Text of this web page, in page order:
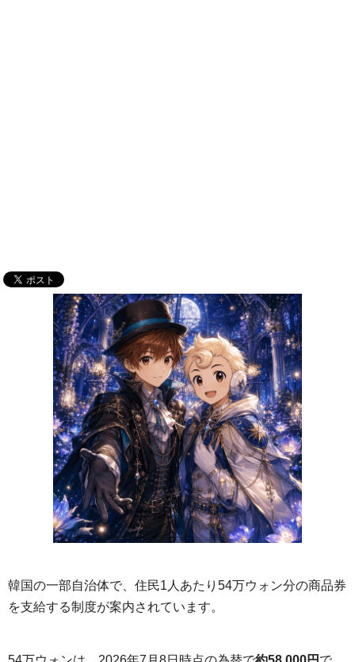
韓国の一部自治体で、住民1人あたり54万ウォン分の商品券
を支給する制度が案内されています。